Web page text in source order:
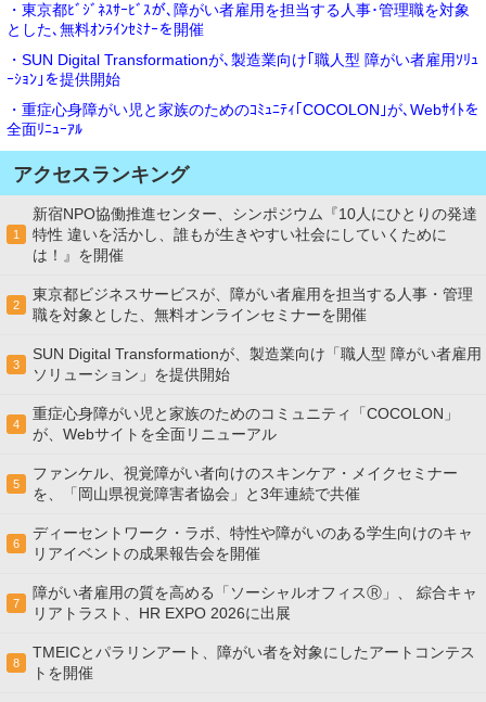
・東京都ﾋﾞｼﾞﾈｽｻｰﾋﾞｽが､障がい者雇用を担当する人事･管理職を対象
とした､無料ｵﾝﾗｲﾝｾﾐﾅｰを開催
・SUN Digital Transformationが､製造業向け｢職人型 障がい者雇用ｿﾘｭ
ｰｼｮﾝ｣を提供開始
・重症心身障がい児と家族のためのｺﾐｭﾆﾃｨ｢COCOLON｣が､Webｻｲﾄを
全面ﾘﾆｭｰｱﾙ
アクセスランキング
1
新宿NPO協働推進センター、シンポジウム『10人にひとりの発達
特性 違いを活かし、誰もが生きやすい社会にしていくために
は！』を開催
2
東京都ビジネスサービスが、障がい者雇用を担当する人事・管理
職を対象とした、無料オンラインセミナーを開催
3
SUN Digital Transformationが、製造業向け「職人型 障がい者雇用
ソリューション」を提供開始
4
重症心身障がい児と家族のためのコミュニティ「COCOLON」
が、Webサイトを全面リニューアル
5
ファンケル、視覚障がい者向けのスキンケア・メイクセミナー
を、「岡山県視覚障害者協会」と3年連続で共催
6
ディーセントワーク・ラボ、特性や障がいのある学生向けのキャ
リアイベントの成果報告会を開催
7
障がい者雇用の質を高める「ソーシャルオフィスⓇ」、 綜合キャ
リアトラスト、HR EXPO 2026に出展
8
TMEICとパラリンアート、障がい者を対象にしたアートコンテス
トを開催